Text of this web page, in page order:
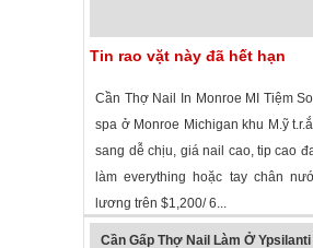
Tin rao vặt này đã hết hạn
Cần Thợ Nail In Monroe MI Tiệm
spa ở Monroe Michigan khu M.ỹ
sang dễ chịu, giá nail cao, tip cao
làm everything hoặc tay chân
lương trên $1,200/ 6...
Monroe,
Cần Gấp Thợ Nail Làm Ở